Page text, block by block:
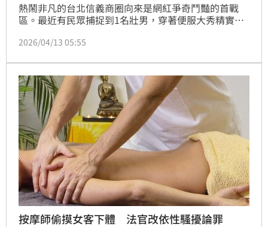
熱鬧非凡的台北信義商圈向來是網紅爭奇鬥豔的首戰
區。最近有民眾捕捉到1名壯男，穿著便服大秀精實肌
往胯下猛砸，一臉猙獰的荒謬模樣讓路人全看傻了眼。
2026/04/13 05:55
按摩師偷摸女客下體 法官改依性騷擾論罪